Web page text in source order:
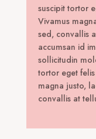
suscipit tortor
Vivamus
sed, convallis
accumsan id
sollicitudin
tortor eget
magna justo,
convallis at